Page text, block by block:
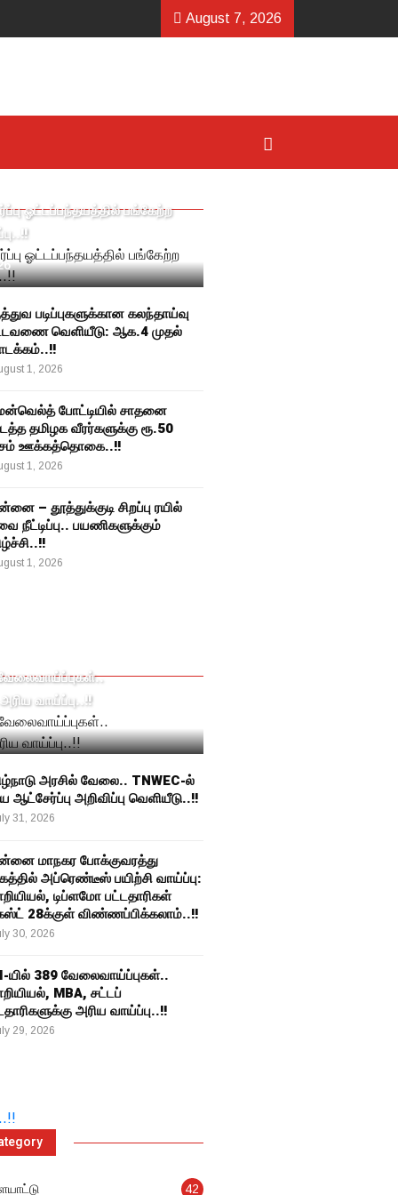
August 7, 2026
ஓட்டப்பந்தயத்தில் பங்கேற்ற
படிப்புகளுக்கான கலந்தாய்வு
வெளியீடு: ஆக.4 முதல்
1, 2026
போட்டியில் சாதனை
தமிழக வீரர்களுக்கு ரூ.50
ஊக்கத்தொகை..!!
1, 2026
– தூத்துக்குடி சிறப்பு ரயில்
நீட்டிப்பு.. பயணிகளுக்கும்
1, 2026
வாய்ப்பு..!!
அரசில் வேலை.. TNWEC-ல்
ஆட்சேர்ப்பு அறிவிப்பு வெளியீடு..!!
31, 2026
மாநகர போக்குவரத்து
அப்ரெண்டீஸ் பயிற்சி வாய்ப்பு:
டிப்ளமோ பட்டதாரிகள்
28க்குள் விண்ணப்பிக்கலாம்..!!
30, 2026
யில் 389 வேலைவாய்ப்புகள்..
MBA, சட்டப்
அரிய வாய்ப்பு..!!
29, 2026
42